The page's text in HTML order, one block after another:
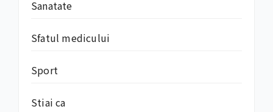
Sanatate
Sfatul medicului
Sport
Stiai ca